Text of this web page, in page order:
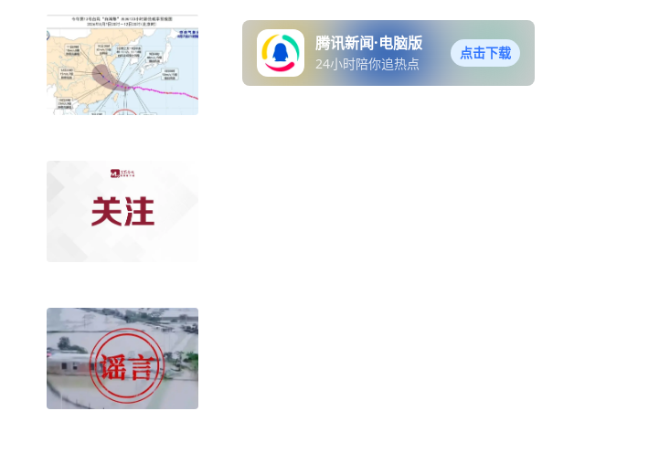
腾讯新闻·电脑版
24小时陪你追热点
点击下载